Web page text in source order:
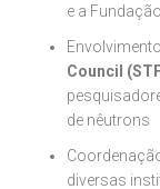
e a
Council
de nêutrons
diversas